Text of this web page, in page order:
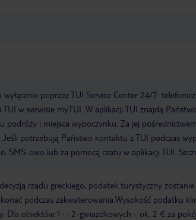
poprzez TUI Service Center 24/7:
w serwisie myTUI. W aplikacji TUI znajdą
podróży i miejsca wypoczynku. Za jej
potrzebują Państwo kontaktu z TUI podczas
SMS-owo lub za pomocą czatu w aplikacji TUI.
rządu greckiego, podatek turystyczny
podczas zakwaterowania.Wysokość podatku
Dla obiektów:1- i 2-gwiazdkowych - ok. 2 € za